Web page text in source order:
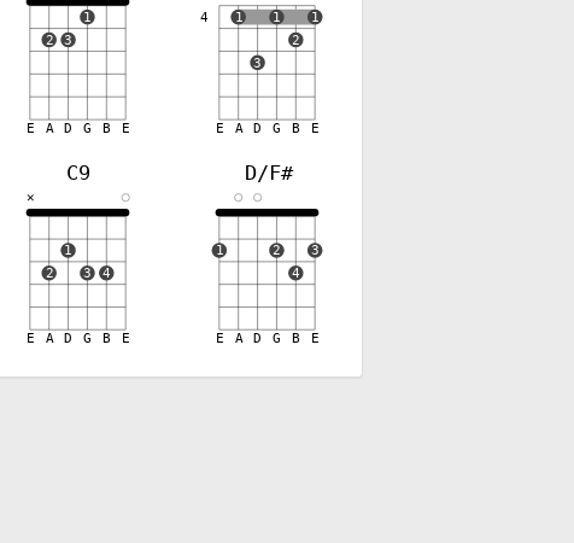
E A D G B E
2 3
1 4
E A D G B E
1
3
1
2
1
C9
E A D G B E
✕
2
1
3
4
D/F#
E A D G B E
1
2
4
3